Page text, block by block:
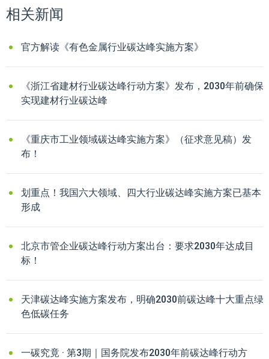
相关新闻
官方解读《有色金属行业碳达峰实施方案》
《浙江省建材行业碳达峰行动方案》发布，2030年前确保
实现建材行业碳达峰
《重庆市工业领域碳达峰实施方案》（征求意见稿）发
布！
划重点！我国六大领域、四大行业碳达峰实施方案已基本
形成
北京市管企业碳达峰行动方案出台：要求2030年达成目
标！
天津碳达峰实施方案发布，明确2030前碳达峰十大重点绿
色低碳任务
一碳究竟 · 第3期｜国务院发布2030年前碳达峰行动方